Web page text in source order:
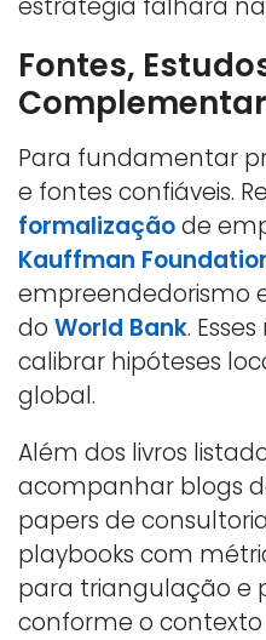
Fontes,
Complementar
Para fundamentar
e fontes confiáveis.
formalizaçãode
Kauffman
empreendedorismo
do World Bank.
calibrar hipóteses
global.
Além dos livros
acompanhar blogs
papers de
playbooks com
para triangulação e
conforme o contexto